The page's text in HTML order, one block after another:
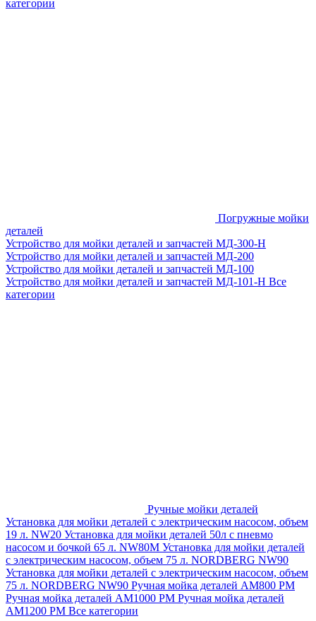
категории
Погружные мойки
деталей
Устройство для мойки деталей и запчастей МД-300-H
Устройство для мойки деталей и запчастей МД-200
Устройство для мойки деталей и запчастей МД-100
Устройство для мойки деталей и запчастей МД-101-Н Все
категории
Ручные мойки деталей
Установка для мойки деталей с электрическим насосом, объем
19 л. NW20 Установка для мойки деталей 50л с пневмо
насосом и бочкой 65 л. NW80M Установка для мойки деталей
с электрическим насосом, объем 75 л. NORDBERG NW90
Установка для мойки деталей с электрическим насосом, объем
75 л. NORDBERG NW90 Ручная мойка деталей АМ800 РМ
Ручная мойка деталей АМ1000 РМ Ручная мойка деталей
АМ1200 РМ Все категории